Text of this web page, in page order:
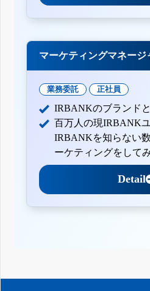
マーケティングマネージ
業務委託 正社員
IRBANKのブランド
百万人の現IRBANK
IRBANKを知らない
ーケティングをして
Detail